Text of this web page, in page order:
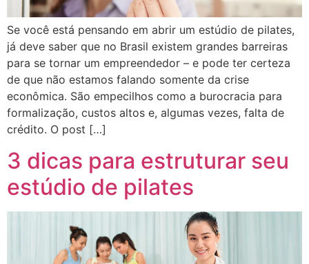
Se você está pensando em abrir um estúdio de pilates,
já deve saber que no Brasil existem grandes barreiras
para se tornar um empreendedor – e pode ter certeza
de que não estamos falando somente da crise
econômica. São empecilhos como a burocracia para
formalização, custos altos e, algumas vezes, falta de
crédito. O post […]
3 dicas para estruturar seu
estúdio de pilates